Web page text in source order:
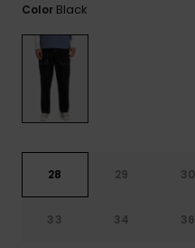
Color Black
28 29 30
33 34 36